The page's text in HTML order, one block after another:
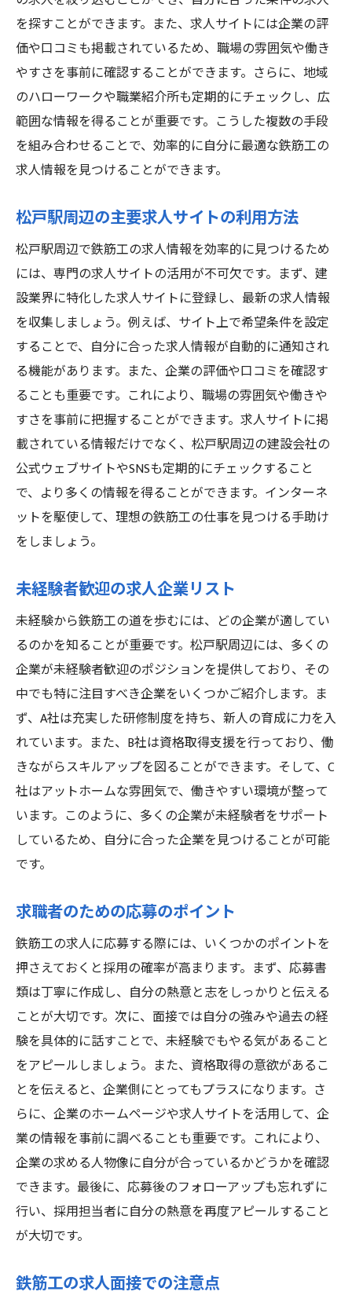
を探すことができます。また、求人サイトには企業の評
価や口コミも掲載されているため、職場の雰囲気や働き
やすさを事前に確認することができます。さらに、地域
のハローワークや職業紹介所も定期的にチェックし、広
範囲な情報を得ることが重要です。こうした複数の手段
を組み合わせることで、効率的に自分に最適な鉄筋工の
求人情報を見つけることができます。
松戸駅周辺の主要求人サイトの利用方法
松戸駅周辺で鉄筋工の求人情報を効率的に見つけるため
には、専門の求人サイトの活用が不可欠です。まず、建
設業界に特化した求人サイトに登録し、最新の求人情報
を収集しましょう。例えば、サイト上で希望条件を設定
することで、自分に合った求人情報が自動的に通知され
る機能があります。また、企業の評価や口コミを確認す
ることも重要です。これにより、職場の雰囲気や働きや
すさを事前に把握することができます。求人サイトに掲
載されている情報だけでなく、松戸駅周辺の建設会社の
公式ウェブサイトやSNSも定期的にチェックすること
で、より多くの情報を得ることができます。インターネ
ットを駆使して、理想の鉄筋工の仕事を見つける手助け
をしましょう。
未経験者歓迎の求人企業リスト
未経験から鉄筋工の道を歩むには、どの企業が適してい
るのかを知ることが重要です。松戸駅周辺には、多くの
企業が未経験者歓迎のポジションを提供しており、その
中でも特に注目すべき企業をいくつかご紹介します。ま
ず、A社は充実した研修制度を持ち、新人の育成に力を入
れています。また、B社は資格取得支援を行っており、働
きながらスキルアップを図ることができます。そして、C
社はアットホームな雰囲気で、働きやすい環境が整って
います。このように、多くの企業が未経験者をサポート
しているため、自分に合った企業を見つけることが可能
です。
求職者のための応募のポイント
鉄筋工の求人に応募する際には、いくつかのポイントを
押さえておくと採用の確率が高まります。まず、応募書
類は丁寧に作成し、自分の熱意と志をしっかりと伝える
ことが大切です。次に、面接では自分の強みや過去の経
験を具体的に話すことで、未経験でもやる気があること
をアピールしましょう。また、資格取得の意欲があるこ
とを伝えると、企業側にとってもプラスになります。さ
らに、企業のホームページや求人サイトを活用して、企
業の情報を事前に調べることも重要です。これにより、
企業の求める人物像に自分が合っているかどうかを確認
できます。最後に、応募後のフォローアップも忘れずに
行い、採用担当者に自分の熱意を再度アピールすること
が大切です。
鉄筋工の求人面接での注意点